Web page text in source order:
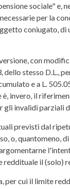
sociale"
per la
coniugato,
con
stesso D.L.,
e a L.
invero, il
gli invalidi parziali
previsti dal
o, quantomeno,
il (solo)
cui il limite